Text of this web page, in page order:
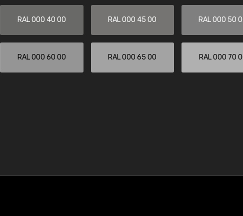
RAL 000 40 00 RAL 000 45 00 RAL 000 50
RAL 000 60 00 RAL 000 65 00 RAL 000 70